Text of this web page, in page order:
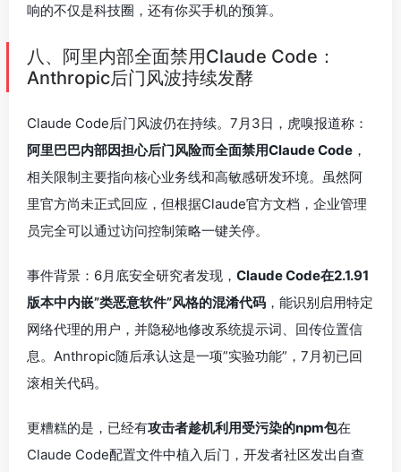
响的不仅是科技圈，还有你买手机的预算。
八、阿里内部全面禁用Claude Code：
Anthropic后门风波持续发酵
Claude Code后门风波仍在持续。7月3日，虎嗅报道称：
阿里巴巴内部因担心后门风险而全面禁用Claude Code ，
相关限制主要指向核心业务线和高敏感研发环境。虽然阿
里官方尚未正式回应，但根据Claude官方文档，企业管理
员完全可以通过访问控制策略一键关停。
事件背景：6月底安全研究者发现， Claude Code在2.1.91
版本中内嵌”类恶意软件”风格的混淆代码 ，能识别启用特定
网络代理的用户，并隐秘地修改系统提示词、回传位置信
息。Anthropic随后承认这是一项”实验功能”，7月初已回
滚相关代码。
更糟糕的是，已经有攻击者趁机利用受污染的npm包在
Claude Code配置文件中植入后门，开发者社区发出自查